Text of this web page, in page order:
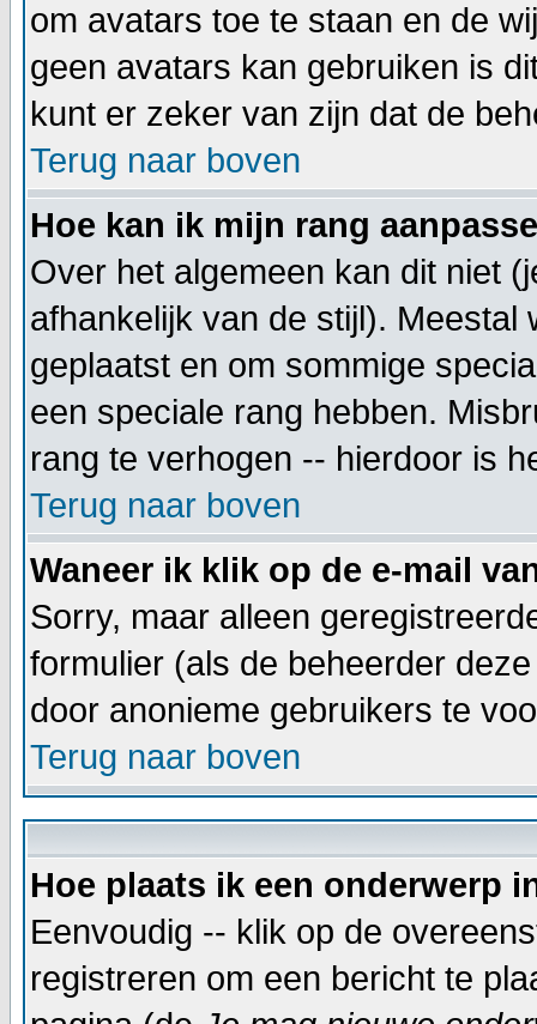
om avatars toe te staan en de
geen avatars kan gebruiken is
kunt er zeker van zijn dat de
Terug naar boven
Hoe kan ik mijn rang
Over het algemeen kan dit niet
afhankelijk van de stijl).
geplaatst en om sommige
een speciale rang hebben.
rang te verhogen -- hierdoor is
Terug naar boven
Waneer ik klik op de e-mail
Sorry, maar alleen
formulier (als de beheerder
door anonieme gebruikers te
Terug naar boven
Hoe plaats ik een onderwerp
Eenvoudig -- klik op de
registreren om een bericht te